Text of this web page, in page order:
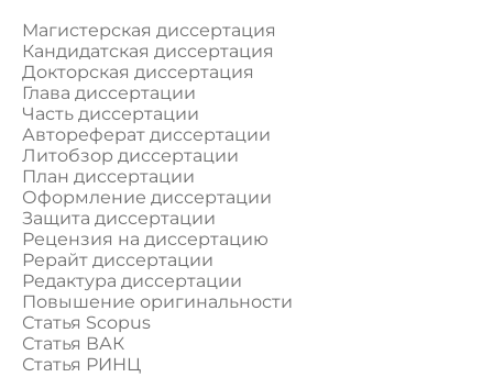
Магистерская диссертация
Кандидатская диссертация
Докторская диссертация
Глава диссертации
Часть диссертации
Автореферат диссертации
Литобзор диссертации
План диссертации
Оформление диссертации
Защита диссертации
Рецензия на диссертацию
Рерайт диссертации
Редактура диссертации
Повышение оригинальности
Статья Scopus
Статья ВАК
Статья РИНЦ